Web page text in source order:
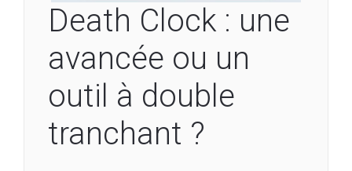
Death Clock : une
avancée ou un
outil à double
tranchant ?